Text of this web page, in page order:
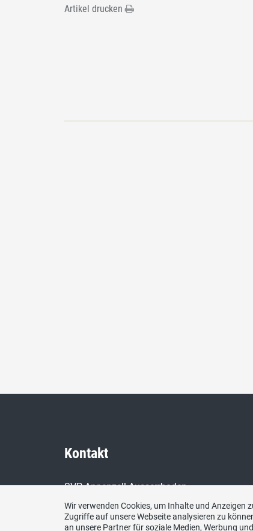
Artikel drucken
Kontakt
SVP Appenzell Ausserrhoden
Tüfenbergstr. 8
9105 Schönengrund
Wir verwenden Cookies, um Inhalte und Anzeigen
Zugriffe auf unsere Webseite analysieren zu
an unsere Partner für soziale Medien, Werbung